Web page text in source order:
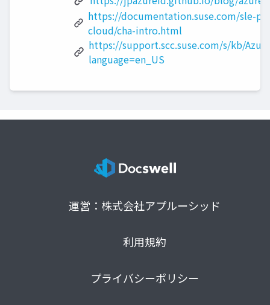
https://documentation.suse.com/sle-
cloud/cha-intro.html
https://support.scc.suse.com/s/kb/
language=en_US
運営：株式会社アプルーシッド
利用規約
プライバシーポリシー